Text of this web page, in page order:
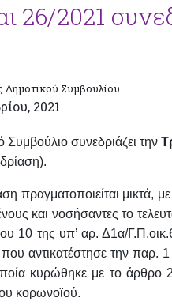
26/2021
Δημοτικού Συμβουλίου
2021
Συμβούλιο συνεδριάζει την
πραγματοποιείται μικτά,
και νοσήσαντες το
10 της υπ’ αρ. Δ1α/
αντικατέστησε την παρ.
κυρώθηκε με το άρθρο
κορωνοϊού.